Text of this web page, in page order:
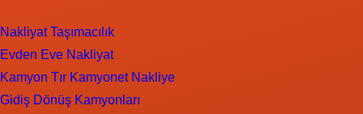
Nakliyat Taşımacılık
Evden Eve Nakliyat
Kamyon Tır Kamyonet Nakliye
Gidiş Dönüş Kamyonları